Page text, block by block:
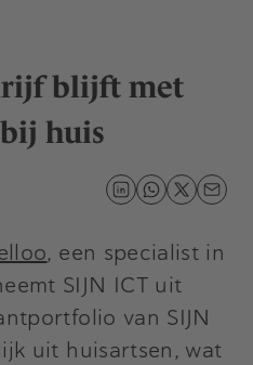
blijft met
huis
, een specialist in
SIJN ICT uit
van SIJN
uit huisartsen, wat